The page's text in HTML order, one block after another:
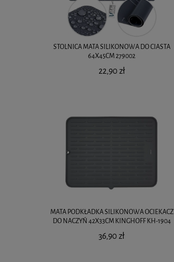
STOLNICA MATA SILIKONOWA DO CIASTA
64X45CM 279002
22,90 zł
MATA PODKŁADKA SILIKONOWA OCIEKACZ
DO NACZYŃ 42X33CM KINGHOFF KH-1904
36,90 zł